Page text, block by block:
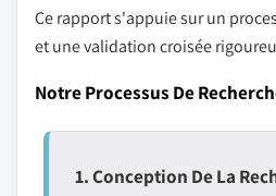
Ce rapport s'appuie sur un
et une validation croisée
Notre Processus De
1. Conception De La